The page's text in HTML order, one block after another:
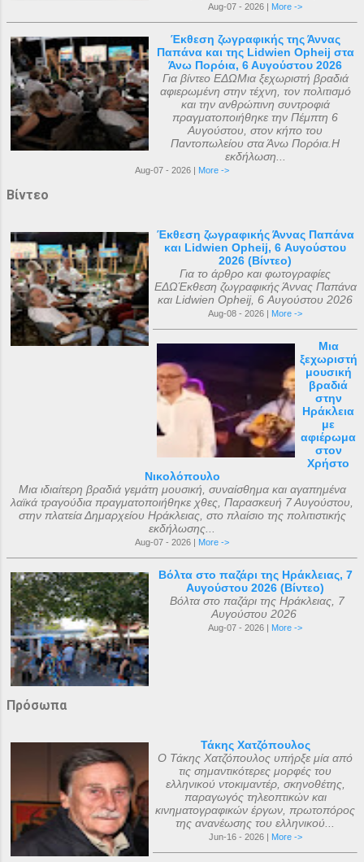
Aug-07 - 2026 | More ->
Έκθεση ζωγραφικής της Άννας
Παπάνα και της Lidwien Opheij στα
Άνω Πορόια, 6 Αυγούστου 2026
Για βίντεο ΕΔΩΜια ξεχωριστή βραδιά
αφιερωμένη στην τέχνη, τον πολιτισμό
και την ανθρώπινη συντροφιά
πραγματοποιήθηκε την Πέμπτη 6
Αυγούστου, στον κήπο του
Παντοπωλείου στα Άνω Πορόια.Η
εκδήλωση...
Aug-07 - 2026 | More ->
Βίντεο
Έκθεση ζωγραφικής Άννας Παπάνα
και Lidwien Opheij, 6 Αυγούστου
2026 (Βίντεο)
Για το άρθρο και φωτογραφίες
ΕΔΩΈκθεση ζωγραφικής Άννας Παπάνα
και Lidwien Opheij, 6 Αυγούστου 2026
Aug-08 - 2026 | More ->
Μια
ξεχωριστή
μουσική
βραδιά
στην
Ηράκλεια
με
αφιέρωμα
στον
Χρήστο
Νικολόπουλο
Μια ιδιαίτερη βραδιά γεμάτη μουσική, συναίσθημα και αγαπημένα
λαϊκά τραγούδια πραγματοποιήθηκε χθες, Παρασκευή 7 Αυγούστου,
στην πλατεία Δημαρχείου Ηράκλειας, στο πλαίσιο της πολιτιστικής
εκδήλωσης...
Aug-07 - 2026 | More ->
Βόλτα στο παζάρι της Ηράκλειας, 7
Αυγούστου 2026 (Βίντεο)
Βόλτα στο παζάρι της Ηράκλειας, 7
Αυγούστου 2026
Aug-07 - 2026 | More ->
Πρόσωπα
Τάκης Χατζόπουλος
Ο Τάκης Χατζόπουλος υπήρξε μία από
τις σημαντικότερες μορφές του
ελληνικού ντοκιμαντέρ, σκηνοθέτης,
παραγωγός τηλεοπτικών και
κινηματογραφικών έργων, πρωτοπόρος
της ανανέωσης του ελληνικού...
Jun-16 - 2026 | More ->